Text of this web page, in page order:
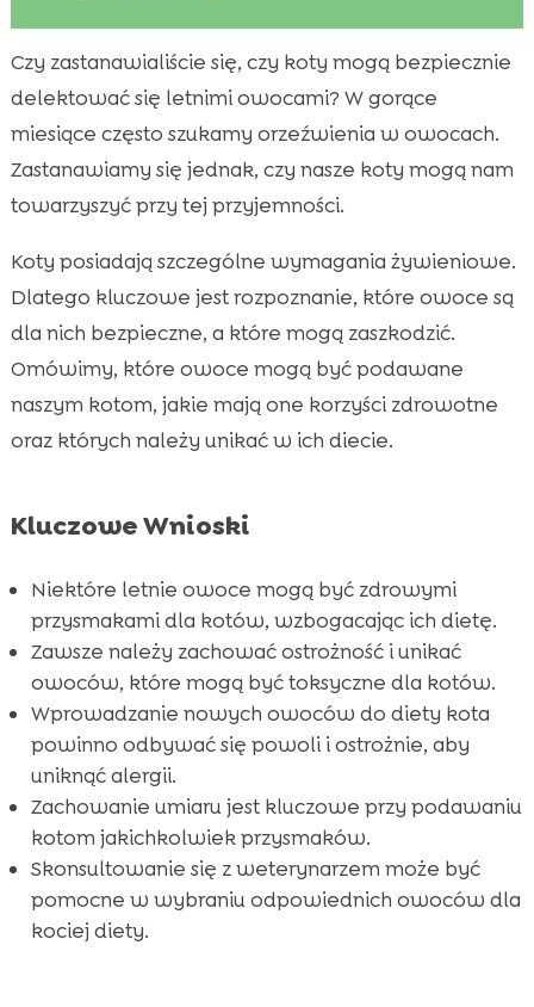
 Dlaczego warto rozważyć podawanie kotom
letnich owoców?
 Które owoce są bezpieczne dla kotów?
 Owoce, które należy unikać
 Jakie owoce mogą wywołać alergie u

Jak wprowadzać nowe owoce do diety
kota?
 Kot lato owoce: Jakie są korzyści z letnich
owoców?
 Jak pamiętać o umiarze?

Na co zwrócić uwagę przy wyborze owoców
CricksyCat karmy: najlepszy wybór dla

Naturalnie zdrowe przysmaki: jakie owoce
można bezpiecznie podawać?
 Zrównoważona dieta: jak dodać owoce do
jadłospisu?
 Purrfect Life – idealna ściółka dla Twojego
kota
 Przykładowe przepisy na smakołyki z
owocami dla kotów
Znaczenie odpowiedniego nawadniania w
upalne dni
Wniosek
Czy zastanawialiście się, czy koty mogą bezpiecznie
delektować się letnimi owocami? W gorące
miesiące często szukamy orzeźwienia w owocach.
Zastanawiamy się jednak, czy nasze koty mogą nam
towarzyszyć przy tej przyjemności.
Koty posiadają szczególne wymagania żywieniowe.
Dlatego kluczowe jest rozpoznanie, które owoce są
dla nich bezpieczne, a które mogą zaszkodzić.
Omówimy, które owoce mogą być podawane
naszym kotom, jakie mają one korzyści zdrowotne
oraz których należy unikać w ich diecie.
Kluczowe Wnioski
Niektóre letnie owoce mogą być zdrowymi
przysmakami dla kotów, wzbogacając ich dietę.
Zawsze należy zachować ostrożność i unikać
owoców, które mogą być toksyczne dla kotów.
Wprowadzanie nowych owoców do diety kota
powinno odbywać się powoli i ostrożnie, aby
uniknąć alergii.
Zachowanie umiaru jest kluczowe przy podawaniu
kotom jakichkolwiek przysmaków.
Skonsultowanie się z weterynarzem może być
pomocne w wybraniu odpowiednich owoców dla
kociej diety.